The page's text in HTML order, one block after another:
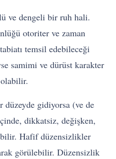
ve dengeli bir ruh hali.
otoriter ve zaman
temsil edebileceği
samimi ve dürüst karakter
olabilir.
gidiyorsa (ve de
dikkatsiz, değişken,
Hafif düzensizlikler
görülebilir. Düzensizlik